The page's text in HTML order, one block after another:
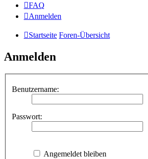
FAQ
Anmelden
Startseite Foren-Übersicht
Anmelden
Benutzername:
Passwort:
Angemeldet bleiben